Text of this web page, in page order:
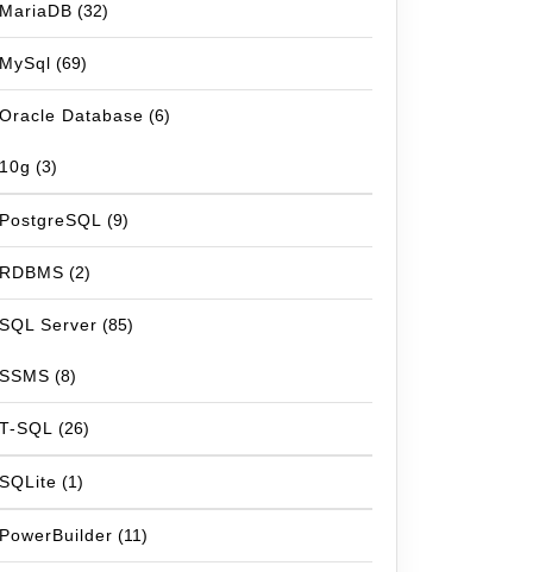
MariaDB (32)
MySql (69)
Oracle Database (6)
10g (3)
PostgreSQL (9)
RDBMS (2)
SQL Server (85)
SSMS (8)
T-SQL (26)
SQLite (1)
PowerBuilder (11)